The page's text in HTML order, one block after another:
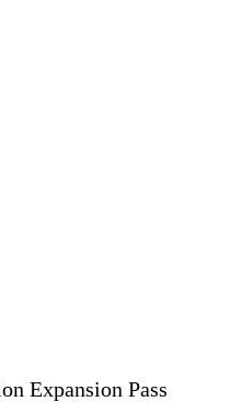
Expansion Pass